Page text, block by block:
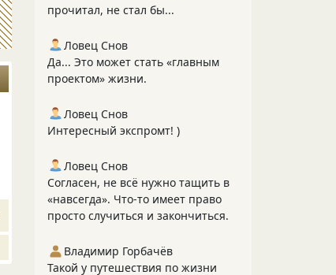
прочитал, не стал бы...
Ловец Снов
Да... Это может стать «главным
проектом» жизни.
Ловец Снов
Интересный экспромт! )
Ловец Снов
Согласен, не всё нужно тащить в
«навсегда». Что‑то имеет право
просто случиться и закончиться.
Владимир Горбачёв
Такой у путешествия по жизни